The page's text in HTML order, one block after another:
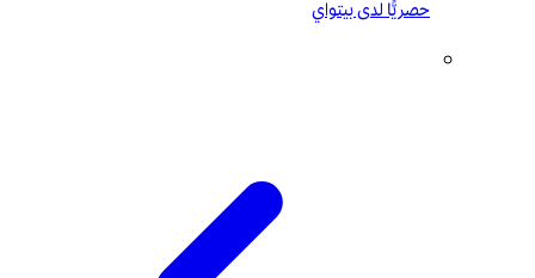
حصريًّا لدى بيتواي